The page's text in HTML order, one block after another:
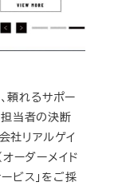
頼れるサポー
当者の決断
社リアルゲイ
ーダーメイド
ビス」をご採